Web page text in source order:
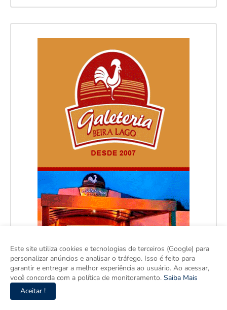
Este site utiliza cookies e tecnologias de terceiros (Google) para
personalizar anúncios e analisar o tráfego. Isso é feito para
garantir e entregar a melhor experiência ao usuário. Ao acessar,
você concorda com a política de monitoramento. Saiba Mais
Aceitar !